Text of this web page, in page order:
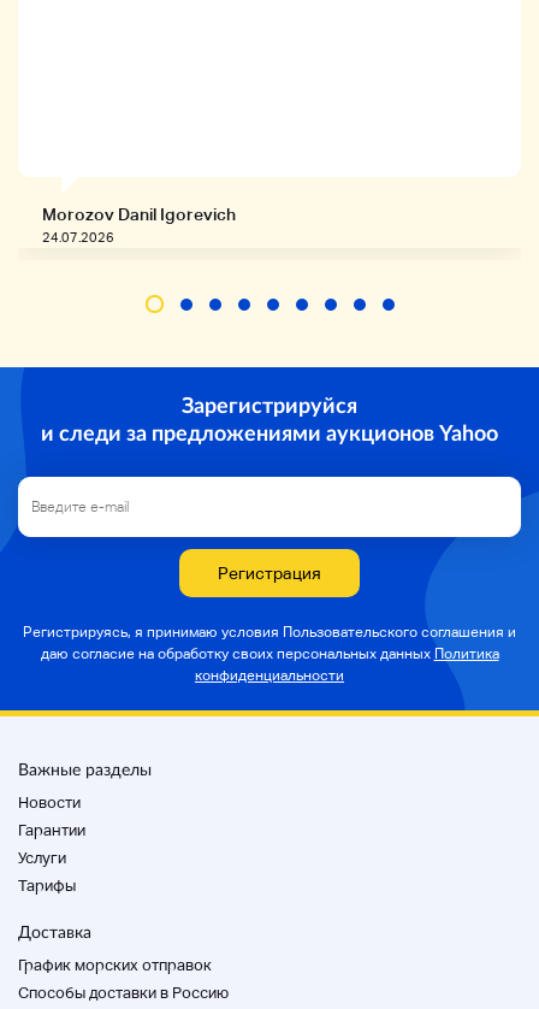
Morozov Danil Igorevich
24.07.2026
Зарегистрируйся
и следи за предложениями аукционов Yahoo
Регистрация
Регистрируясь, я принимаю условия Пользовательского соглашения и
даю согласие на обработку своих персональных данных Политика
конфиденциальности
Важные разделы
Новости
Гарантии
Услуги
Тарифы
Доставка
График морских отправок
Способы доставки в Россию